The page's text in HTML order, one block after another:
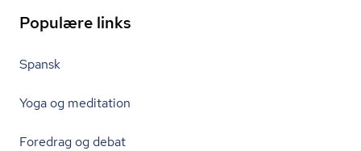
Populære links
Spansk
Yoga og meditation
Foredrag og debat